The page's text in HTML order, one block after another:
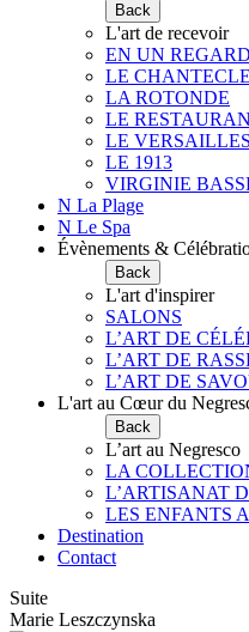
Back
L'art de recevoir
EN UN REGARD
LE
LA ROTONDE
LE
LE VERSAILLES
LE 1913
VIRGINIE
N La Plage
N Le Spa
Évènements &
Back
L'art d'inspirer
SALONS
L’ART DE
L’ART DE
L’ART DE
L'art au Cœur du
Back
L’art au Negresco
LA
L’ARTISANAT
LES ENFANTS
Destination
Contact
Suite
Marie Leszczynska